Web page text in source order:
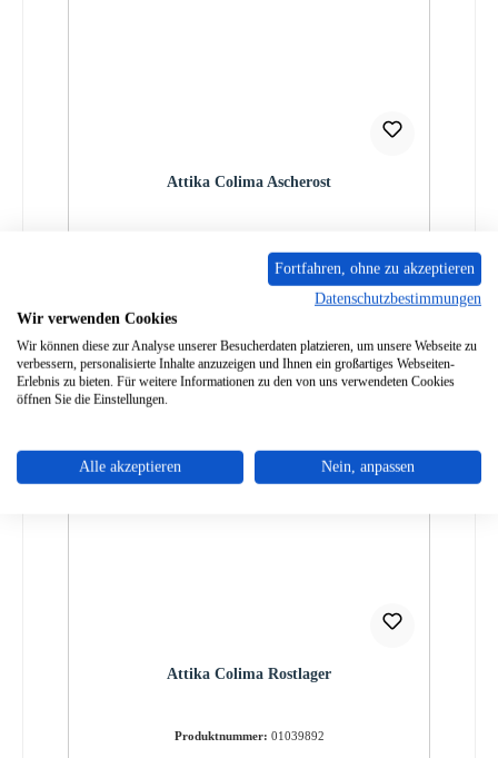
Attika Colima Ascherost
Regulärer Preis:
64,95 €
Sofort verfügbar, Lieferzeit: 2-4 Tage
Details
Attika Colima Rostlager
Produktnummer: 01039892
Fortfahren, ohne zu akzeptieren
Datenschutzbestimmungen
Wir verwenden Cookies
Wir können diese zur Analyse unserer Besucherdaten platzieren, um unsere Webseite zu
verbessern, personalisierte Inhalte anzuzeigen und Ihnen ein großartiges Webseiten-
Erlebnis zu bieten. Für weitere Informationen zu den von uns verwendeten Cookies
öffnen Sie die Einstellungen.
Alle akzeptieren Nein, anpassen